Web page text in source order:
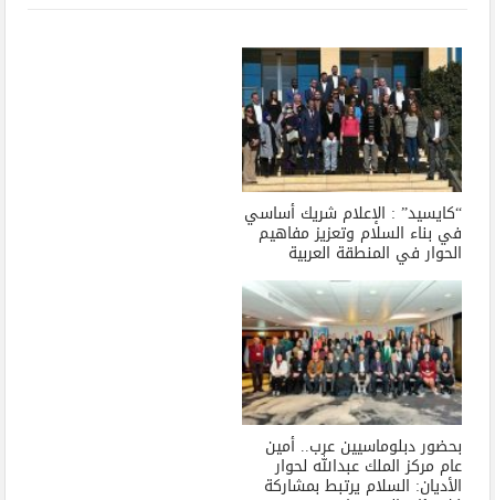
“كايسيد” : الإعلام شريك أساسي
في بناء السلام وتعزيز مفاهيم
الحوار في المنطقة العربية
بحضور دبلوماسيين عرب.. أمين
عام مركز الملك عبدالله لحوار
الأديان: السلام يرتبط بمشاركة